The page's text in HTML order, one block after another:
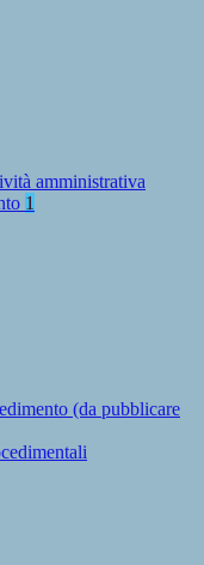
amministrativa
1
(da pubblicare